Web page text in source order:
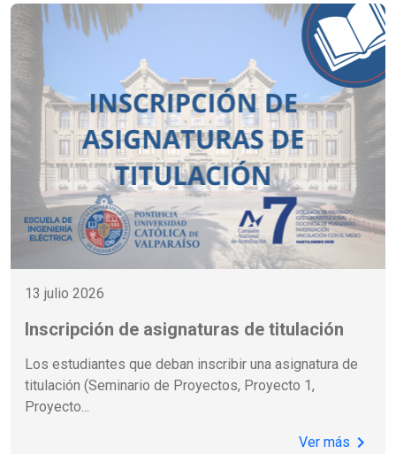
13 julio 2026
Inscripción de asignaturas de titulación
Los estudiantes que deban inscribir una asignatura de
titulación (Seminario de Proyectos, Proyecto 1,
Proyecto
Ver más chevron_right